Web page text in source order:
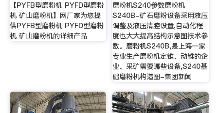
【PYFB型磨粉机 PYFD型磨粉
机 矿山磨粉机】网厂家为您提
供PYFB型磨粉机 PYFD型磨粉
机 矿山磨粉机的详细产品
磨粉机S240参数磨粉机
S240B-矿石磨粉设备采用液压
调整及液压清腔设置,自动化程
度也大大提高结构示意图技术参
数。磨粉机S240B,是上海一家
专业生产磨粉机定锥、动锥的企
业。采矿需要哪些设备,S240基
础磨粉机构造图-集团新闻